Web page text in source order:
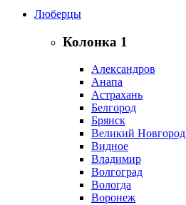
Люберцы
Колонка 1
Александров
Анапа
Астрахань
Белгород
Брянск
Великий Новгород
Видное
Владимир
Волгоград
Вологда
Воронеж